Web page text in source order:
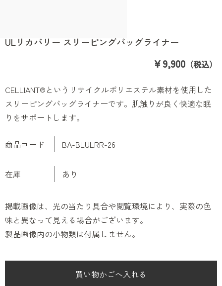
ULリカバリー スリーピングバッグライナー
￥9,900 （税込）
商品コード BA-BLULRR-26
在庫 あり
CELLIANT®というリサイクルポリエステル素材を使用した
スリーピングバッグライナーです。肌触りが良く快適な眠
りをサポートします。
掲載画像は、光の当たり具合や閲覧環境により、実際の色
味と異なって見える場合がございます。
製品画像内の小物類は付属しません。